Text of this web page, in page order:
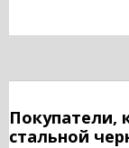
Покупатели,
стальной